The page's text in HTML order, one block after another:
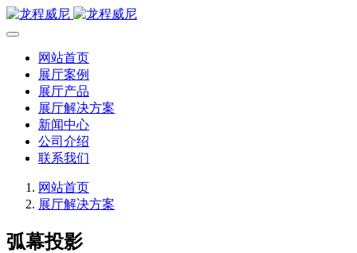
网站首页
展厅案例
展厅产品
展厅解决方案
新闻中心
公司介绍
联系我们
网站首页
展厅解决方案
弧幕投影